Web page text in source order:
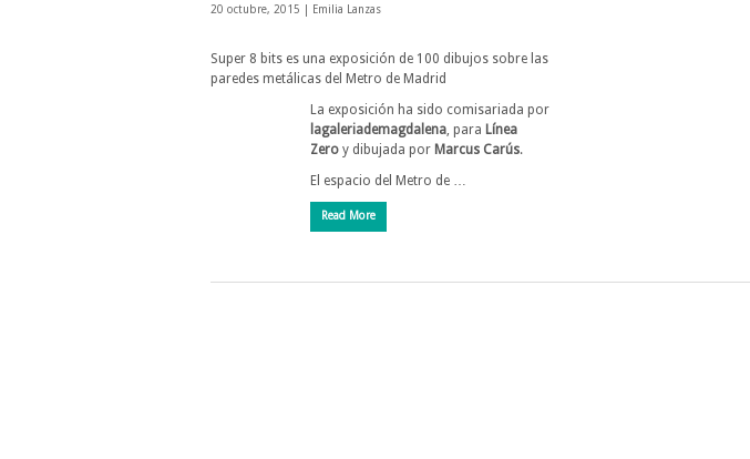
20 octubre, 2015 | Emilia Lanzas
Super 8 bits es una exposición de 100 dibujos sobre las
paredes metálicas del Metro de Madrid
La exposición ha sido comisariada por
lagaleriademagdalena, para Línea
Zero y dibujada por Marcus Carús.
El espacio del Metro de …
Read More